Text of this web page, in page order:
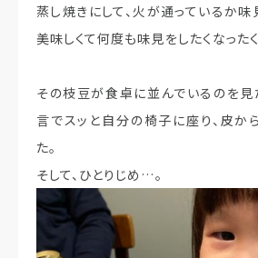
蒸し焼きにして、火が通っているか
美味しくて何度も味見をしたくなったく
その枝豆が食卓に並んでいるのを見
言でスッと自分の椅子に座り、皮か
た。
そして、ひとりじめ…。